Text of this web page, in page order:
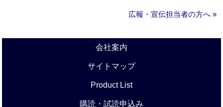
広報・宣伝担当者の方へ »
会社案内
サイトマップ
Product List
購読・試読申込み